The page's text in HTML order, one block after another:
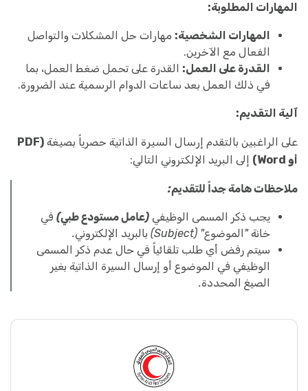
المهارات المطلوبة:
المهارات الشخصية: مهارات حل المشكلات والتواصل
الفعال مع الآخرين.
القدرة على العمل: القدرة على تحمل ضغط العمل، بما
في ذلك العمل بعد ساعات الدوام الرسمية عند الضرورة.
آلية التقديم:
على الراغبين بالتقدم إرسال السيرة الذاتية حصرياً بصيغة (PDF
أو Word)
إلى البريد الإلكتروني التالي:
ملاحظات هامة جداً للتقديم:
يجب ذكر المسمى الوظيفي (عامل مستودع طبي) في
خانة "الموضوع" (Subject) بالبريد الإلكتروني.
سيتم رفض أي طلب تلقائياً في حال عدم ذكر المسمى
الوظيفي في الموضوع أو إرسال السيرة الذاتية بغير
الصيغ المحددة.